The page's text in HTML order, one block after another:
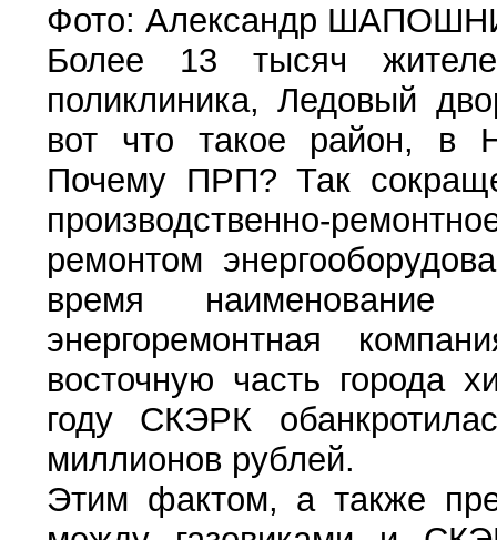
Фото: Александр
Более 13 тысяч
поликлиника, Ледовый
вот что такое район, в
Почему ПРП? Так
производственно-
ремонтом
время наименование
энергоремонтная
восточную часть города
году СКЭРК
миллионов рублей.
Этим фактом, а также